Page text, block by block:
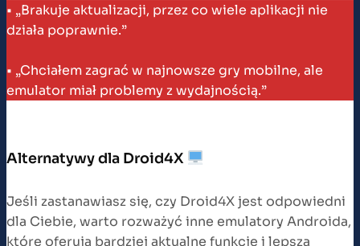
• „Brakuje aktualizacji, przez co wiele aplikacji nie
działa poprawnie.”
• „Chciałem zagrać w najnowsze gry mobilne, ale
emulator miał problemy z wydajnością.”
Alternatywy dla Droid4X
Jeśli zastanawiasz się, czy Droid4X jest odpowiedni
dla Ciebie, warto rozważyć inne emulatory Androida,
które oferują bardziej aktualne funkcje i lepszą